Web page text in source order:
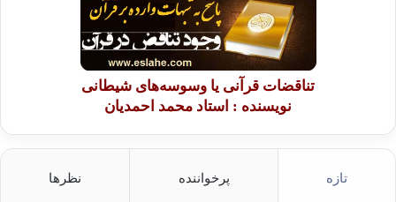
تناقضات قرآنی یا وسوسه‌های شیطانی
نویسنده : استاد محمد احمدیان
تازه پرخواننده نظرها